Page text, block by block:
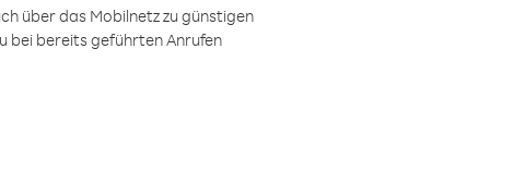
über das Mobilnetz zu günstigen
bei bereits geführten Anrufen